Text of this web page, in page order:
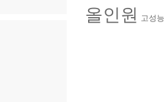
올인원 고성능